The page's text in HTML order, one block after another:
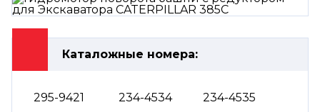
Каталожные номера:
295-9421 234-4534
234-4535